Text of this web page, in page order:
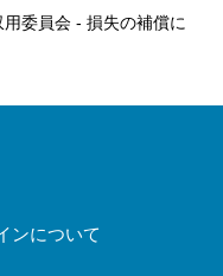
用委員会 - 損失の補償に
ンについて